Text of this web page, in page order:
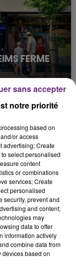
FERME
de
GRANDE
I Made You Love
notre priorité
based on
or access
advertising; Create
select personalised
content
or combinations
services; Create
personalised
security, prevent and
and content;
may
data to offer
information actively
combine data from
devices based on
sans accepter